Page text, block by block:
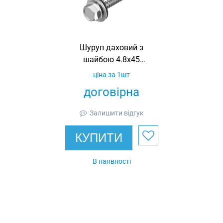
Шуруп даховий з
шайбою 4.8х45
A12/3
договірна
ціна за 1шт
Залишити відгук
КУПИТИ
В наявності